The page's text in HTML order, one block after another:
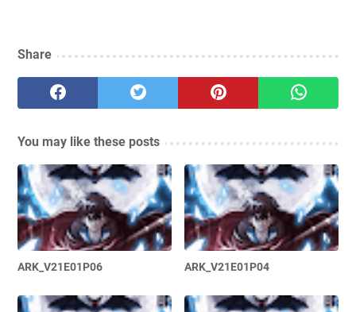
Share
You may like these posts
ARK_V21E01P06 ARK_V21E01P04